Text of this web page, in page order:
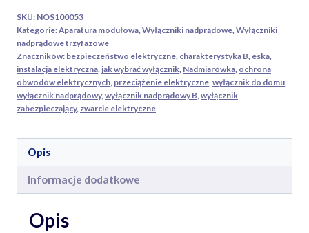
SKU: NOS100053
Kategorie:Aparatura modułowa Wyłączniki nadprądowe Wyłączniki
nadprądowe trzyfazowe
Znaczników: bezpieczeństwo elektryczne charakterystyka B eska
instalacja elektryczna jak wybrać wyłącznik Nadmiarówka ochrona
obwodów elektrycznych przeciążenie elektryczne wyłącznik do domu
wyłącznik nadprądowy, wyłącznik nadprądowy B wyłącznik
zabezpieczający, zwarcie elektryczne
Opis
Informacje dodatkowe
Opis